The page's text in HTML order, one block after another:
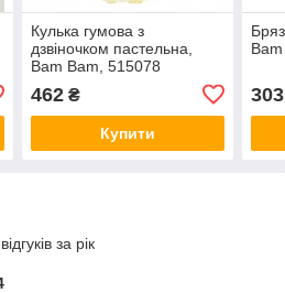
Кулька гумова з
дзвіночком пастельна,
Bam Bam, 515078
462₴
Купити
303
за рік